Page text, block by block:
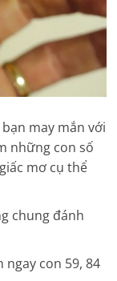
may mắn với
những con số
mơ cụ thể
chung đánh
con 59, 84